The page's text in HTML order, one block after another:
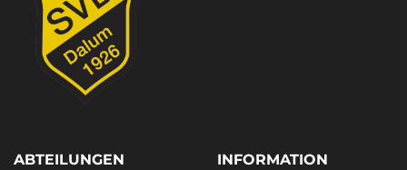
ABTEILUNGEN INFORMATION